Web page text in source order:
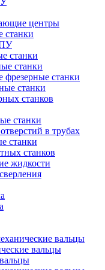
центры
станки
станки
станки
станки
станки
станков
станки
в трубах
станки
станков
жидкости
вальцы
вальцы